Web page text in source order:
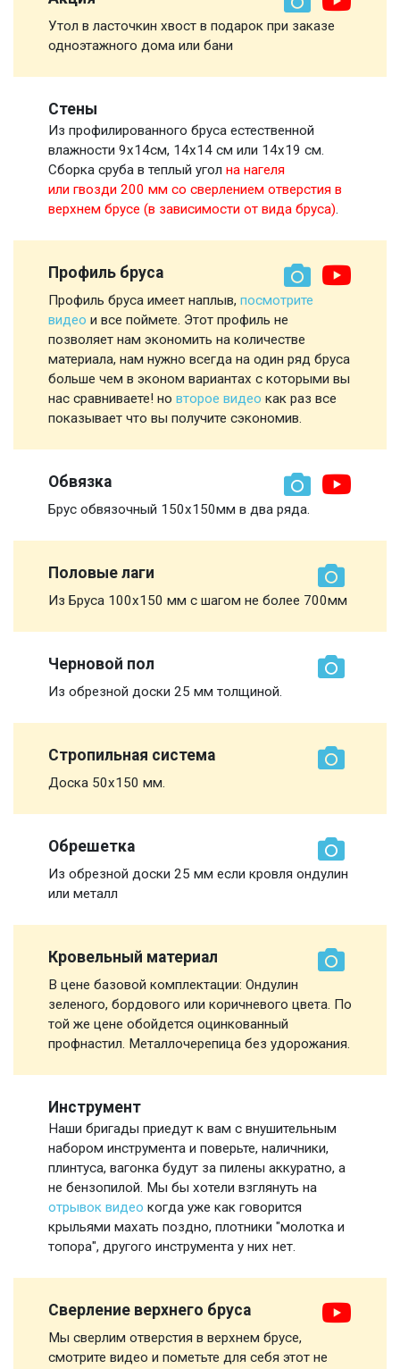
Утол в ласточкин хвост в подарок при заказе
одноэтажного дома или бани
Стены
Из профилированного бруса естественной
влажности 9х14см, 14х14 см или 14х19 см.
Сборка сруба в теплый угол на нагеля
или гвозди 200 мм со сверлением отверстия в
верхнем брусе (в зависимости от вида бруса).
Профиль бруса
Профиль бруса имеет наплыв, посмотрите
видео и все поймете. Этот профиль не
позволяет нам экономить на количестве
материала, нам нужно всегда на один ряд бруса
больше чем в эконом вариантах с которыми вы
нас сравниваете! но второе видео как раз все
показывает что вы получите сэкономив.
Обвязка
Брус обвязочный 150х150мм в два ряда.
Половые лаги
Из Бруса 100х150 мм с шагом не более 700мм
Черновой пол
Из обрезной доски 25 мм толщиной.
Стропильная система
Доска 50х150 мм.
Обрешетка
Из обрезной доски 25 мм если кровля ондулин
или металл
Кровельный материал
В цене базовой комплектации: Ондулин
зеленого, бордового или коричневого цвета. По
той же цене обойдется оцинкованный
профнастил. Металлочерепица без удорожания.
Инструмент
Наши бригады приедут к вам с внушительным
набором инструмента и поверьте, наличники,
плинтуса, вагонка будут за пилены аккуратно, а
не бензопилой. Мы бы хотели взглянуть на
отрывок видео когда уже как говорится
крыльями махать поздно, плотники "молотка и
топора", другого инструмента у них нет.
Сверление верхнего бруса
Мы сверлим отверстия в верхнем брусе,
смотрите видео и пометьте для себя этот не